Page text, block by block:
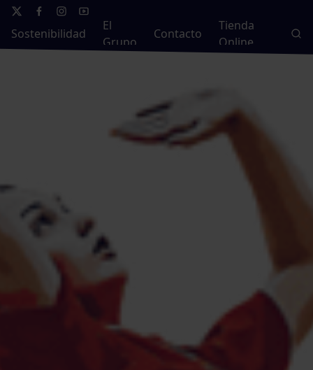
Sostenibilidad
El
Grupo
Contacto
Tienda
Online